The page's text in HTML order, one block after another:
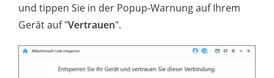
und tippen Sie in der Popup-Warnung auf Ihrem
Gerät auf "Vertrauen".